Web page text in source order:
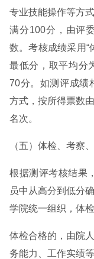
专业技能操作等方
满分100分，由评
数。考核成绩采用“
最低分，取平均分
70分。如测评成绩
方式，按所得票数
名次。
（五）体检、考察
根据测评考核结果
员中从高分到低分
学院统一组织，体
体检合格的，由院
务能力、工作实绩